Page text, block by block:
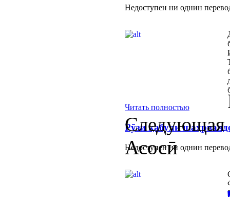
Недоступен ни однин
Читать полностью
Рӯзи қабули
Недоступен ни однин
Следующая
Асосӣ